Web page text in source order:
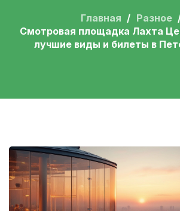
Главная
Разное
Смотровая площадка Лахта
лучшие виды и билеты в